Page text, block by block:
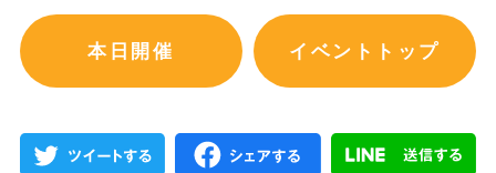
本日開催 イベントトップ